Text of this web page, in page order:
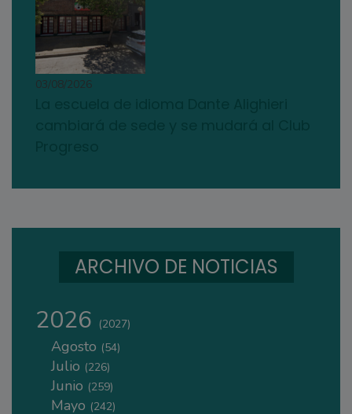
03/08/2026
ARCHIVO DE NOTICIAS
2026 (2027)
Agosto (54)
Julio (226)
Junio (259)
Mayo (242)